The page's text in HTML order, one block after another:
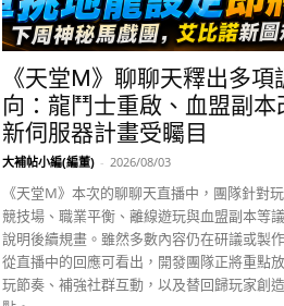
《天堂M》聊聊天釋出多項
向：龍鬥士重啟、血盟副本
新伺服器計畫受矚目
大補帖小編(編董) - 2026/08/03
《天堂M》本次的聊聊天直播中，團隊針對
競技場、職業平衡、離線遊玩與血盟副本等
說明後續規畫。雖然多數內容仍在研議或製
從直播中的回應可看出，開發團隊正將重點
玩節奏、補強社群互動，以及替回歸玩家創